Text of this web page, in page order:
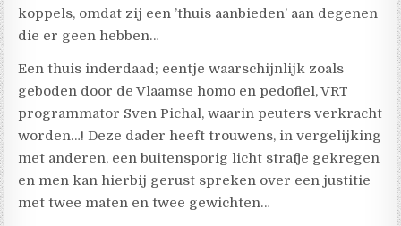
koppels, omdat zij een ’thuis aanbieden’ aan degenen
die er geen hebben…
Een thuis inderdaad; eentje waarschijnlijk zoals
geboden door de Vlaamse homo en pedofiel, VRT
programmator Sven Pichal, waarin peuters verkracht
worden…! Deze dader heeft trouwens, in vergelijking
met anderen, een buitensporig licht strafje gekregen
en men kan hierbij gerust spreken over een justitie
met twee maten en twee gewichten…